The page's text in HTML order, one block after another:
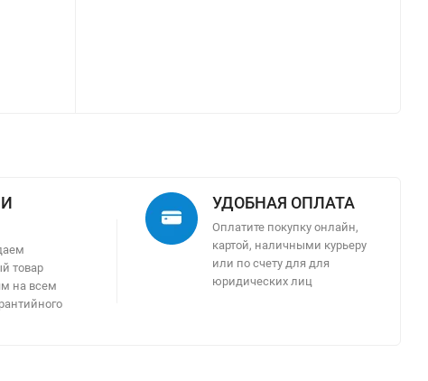
товар
на всем
УДОБНАЯ ОПЛАТА
Оплатите покупку онлайн,
картой, наличными курьеру
или по счету для для
юридических лиц